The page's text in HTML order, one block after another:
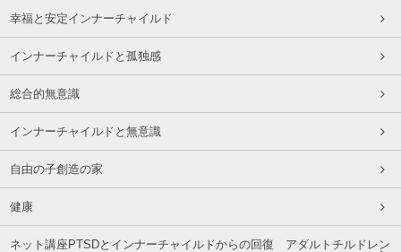
幸福と安定インナーチャイルド
インナーチャイルドと孤独感
総合的無意識
インナーチャイルドと無意識
自由の子創造の家
健康
ネット講座PTSDとインナーチャイルドからの回復 アダルトチルドレン